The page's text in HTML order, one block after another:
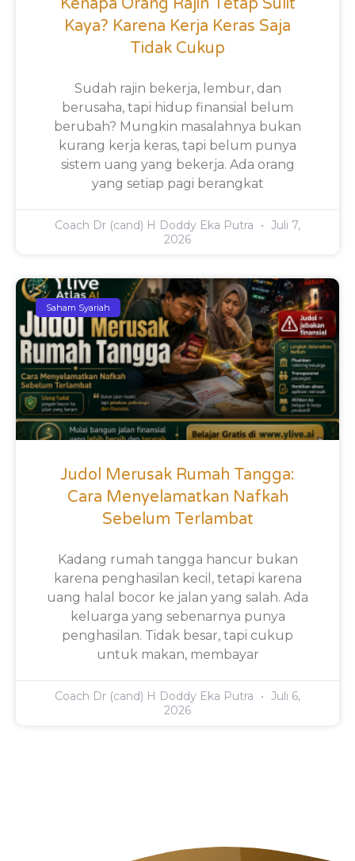
Kenapa Orang Rajin Tetap Sulit
Kaya? Karena Kerja Keras Saja
Tidak Cukup
Sudah rajin bekerja, lembur, dan
berusaha, tapi hidup finansial belum
berubah? Mungkin masalahnya bukan
kurang kerja keras, tapi belum punya
sistem uang yang bekerja. Ada orang
yang setiap pagi berangkat
Coach Dr (cand) H Doddy Eka Putra
Juli 7,
2026
Saham Syariah
Judol Merusak Rumah Tangga:
Cara Menyelamatkan Nafkah
Sebelum Terlambat
Kadang rumah tangga hancur bukan
karena penghasilan kecil, tetapi karena
uang halal bocor ke jalan yang salah. Ada
keluarga yang sebenarnya punya
penghasilan. Tidak besar, tapi cukup
untuk makan, membayar
Coach Dr (cand) H Doddy Eka Putra
Juli 6,
2026